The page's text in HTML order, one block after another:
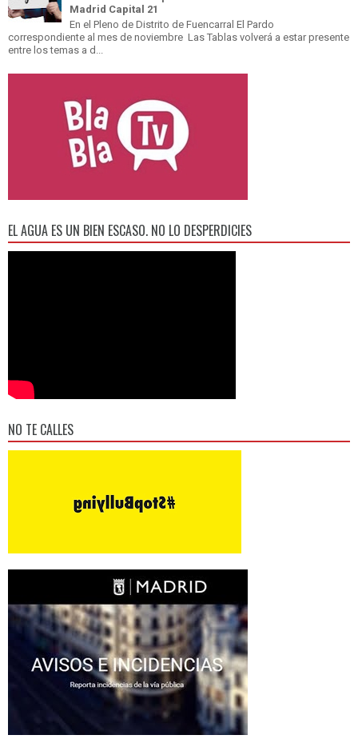
Madrid Capital 21
En el Pleno de Distrito de Fuencarral El Pardo
correspondiente al mes de noviembre Las Tablas volverá a estar presente
entre los temas a d...
EL AGUA ES UN BIEN ESCASO. NO LO DESPERDICIES
NO TE CALLES